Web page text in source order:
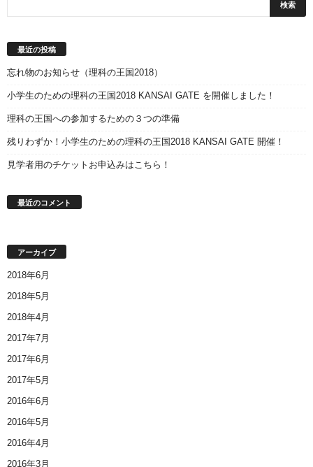
最近の投稿
忘れ物のお知らせ（理科の王国2018）
小学生のための理科の王国2018 KANSAI GATE を開催しました！
理科の王国への参加するための３つの準備
残りわずか！小学生のための理科の王国2018 KANSAI GATE 開催！
見学者用のチケットお申込みはこちら！
最近のコメント
アーカイブ
2018年6月
2018年5月
2018年4月
2017年7月
2017年6月
2017年5月
2016年6月
2016年5月
2016年4月
2016年3月